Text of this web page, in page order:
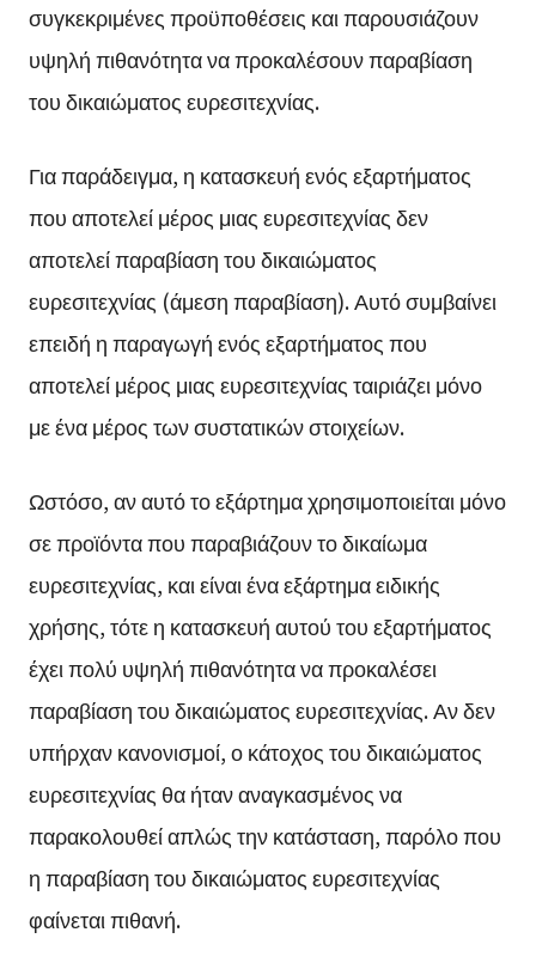
συγκεκριμένες προϋποθέσεις και παρουσιάζουν
υψηλή πιθανότητα να προκαλέσουν παραβίαση
του δικαιώματος ευρεσιτεχνίας.
Για παράδειγμα, η κατασκευή ενός εξαρτήματος
που αποτελεί μέρος μιας ευρεσιτεχνίας δεν
αποτελεί παραβίαση του δικαιώματος
ευρεσιτεχνίας (άμεση παραβίαση). Αυτό συμβαίνει
επειδή η παραγωγή ενός εξαρτήματος που
αποτελεί μέρος μιας ευρεσιτεχνίας ταιριάζει μόνο
με ένα μέρος των συστατικών στοιχείων.
Ωστόσο, αν αυτό το εξάρτημα χρησιμοποιείται μόνο
σε προϊόντα που παραβιάζουν το δικαίωμα
ευρεσιτεχνίας, και είναι ένα εξάρτημα ειδικής
χρήσης, τότε η κατασκευή αυτού του εξαρτήματος
έχει πολύ υψηλή πιθανότητα να προκαλέσει
παραβίαση του δικαιώματος ευρεσιτεχνίας. Αν δεν
υπήρχαν κανονισμοί, ο κάτοχος του δικαιώματος
ευρεσιτεχνίας θα ήταν αναγκασμένος να
παρακολουθεί απλώς την κατάσταση, παρόλο που
η παραβίαση του δικαιώματος ευρεσιτεχνίας
φαίνεται πιθανή.